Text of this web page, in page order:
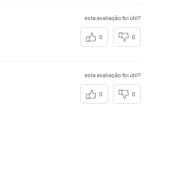
esta avaliação foi útil?
0 0
esta avaliação foi útil?
0 0